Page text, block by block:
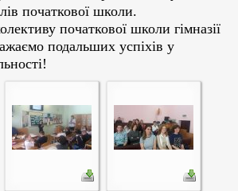
початкової школи.
початкової школи гімназії
подальших успіхів у